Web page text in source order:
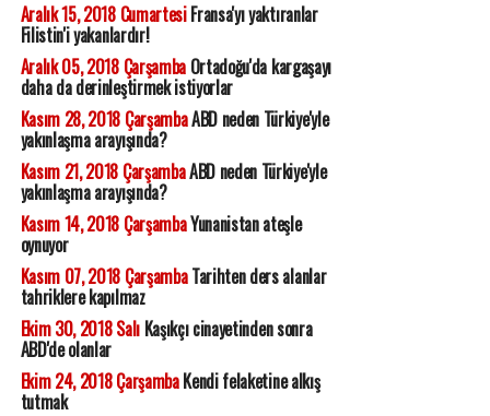
Aralık 15, 2018 CumartesiFransa'yı yaktıranlar
Filistin'i yakanlardır!
Aralık 05, 2018 ÇarşambaOrtadoğu'da kargaşayı
daha da derinleştirmek istiyorlar
Kasım 28, 2018 ÇarşambaABD neden Türkiye'yle
yakınlaşma arayışında?
Kasım 21, 2018 ÇarşambaABD neden Türkiye'yle
yakınlaşma arayışında?
Kasım 14, 2018 ÇarşambaYunanistan ateşle
oynuyor
Kasım 07, 2018 ÇarşambaTarihten ders alanlar
tahriklere kapılmaz
Ekim 30, 2018 SalıKaşıkçı cinayetinden sonra
ABD'de olanlar
Ekim 24, 2018 ÇarşambaKendi felaketine alkış
tutmak